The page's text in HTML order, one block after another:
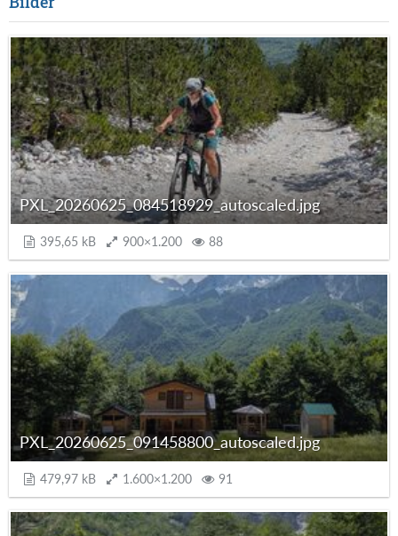
PXL_20260625_084518929_autoscaled.jpg
395,65 kB 900×1.200 88
PXL_20260625_091458800_autoscaled.jpg
479,97 kB 1.600×1.200 91